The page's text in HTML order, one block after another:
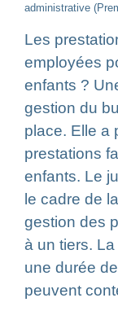
administrative
Les
employées
enfants ?
gestion du
place. Elle a
prestations
enfants. Le
le cadre de
gestion des
à un tiers.
une durée
peuvent